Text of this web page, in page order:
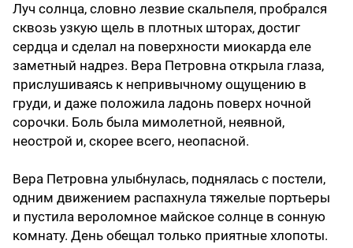
Луч солнца, словно лезвие скальпеля, пробрался
сквозь узкую щель в плотных шторах, достиг
сердца и сделал на поверхности миокарда еле
заметный надрез. Вера Петровна открыла глаза,
прислушиваясь к непривычному ощущению в
груди, и даже положила ладонь поверх ночной
сорочки. Боль была мимолетной, неявной,
неострой и, скорее всего, неопасной.
Вера Петровна улыбнулась, поднялась с постели,
одним движением распахнула тяжелые портьеры
и пустила вероломное майское солнце в сонную
комнату. День обещал только приятные хлопоты.